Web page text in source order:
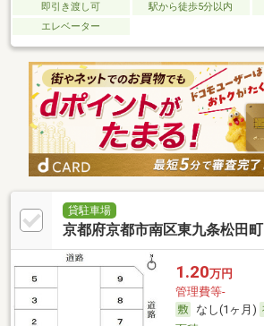
即引き渡し可 駅から徒歩5分以内
エレベーター
貸駐車場
京都府京都市南区東九条松田町
1.20万円
管理費等-
なし(1ヶ月)